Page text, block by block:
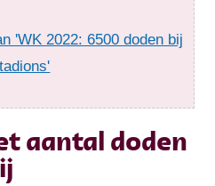
'WK 2022: 6500 doden bij
aantal doden